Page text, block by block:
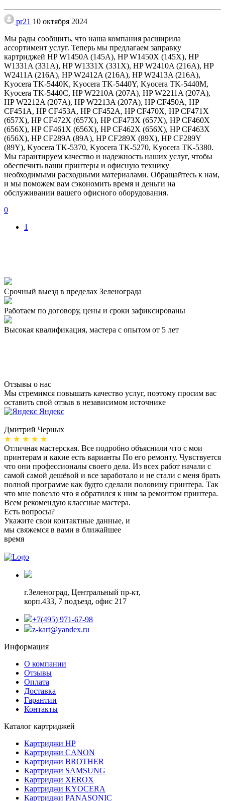
pr21 10 октября 2024
Мы рады сообщить, что наша компания расширила
ассортимент услуг. Теперь мы предлагаем заправку
картриджей HP W1450A (145A), HP W1450X (145X), HP
W1331A (331A), HP W1331X (331X), HP W2410A (216A), HP
W2411A (216A), HP W2412A (216A), HP W2413A (216A),
Kyocera TK-5440K, Kyocera TK-5440Y, Kyocera TK-5440M,
Kyocera TK-5440C, HP W2210A (207A), HP W2211A (207A),
HP W2212A (207A), HP W2213A (207A), HP CF450A, HP
CF451A, HP CF453A, HP CF452A, HP CF470X, HP CF471X
(657X), HP CF472X (657X), HP CF473X (657X), HP CF460X
(656X), HP CF461X (656X), HP CF462X (656X), HP CF463X
(656X), HP CF289A (89A), HP CF289X (89X), HP CF289Y
(89Y), Kyocera TK-5370, Kyocera TK-5270, Kyocera TK-5380.
Мы гарантируем качество и надежность наших услуг, чтобы
обеспечить ваши принтеры и офисную технику
необходимыми расходными материалами. Обращайтесь к нам,
и мы поможем вам сэкономить время и деньги на
обслуживании вашего офисного оборудования.
0
1
Срочный выезд в пределах Зеленограда
Работаем по договору, цены и сроки зафиксированы
Высокая квалификация, мастера с опытом от 5 лет
Отзывы о нас
Мы стремимся повышать качество услуг, поэтому просим вас
оставить свой отзыв в независимом источнике
Яндекс
Дмитрий Черных
★ ★ ★ ★ ★
Отличная мастерская. Все подробно объяснили что с мои
принтерам и какие есть варианты По его ремонту. Чувствуется
что они профессионалы своего дела. Из всех работ начали с
самой самой дешёвой и все заработало и не стали с меня брать
полной программе как будто сделали половину принтера. Так
что мне повезло что я обратился к ним за ремонтом принтера.
Всем рекомендую классные мастера.
Есть вопросы?
Укажите свои контактные данные, и
мы свяжемся в вами в ближайшее
время
г.Зеленоград, Центральный пр-кт,
корп.433, 7 подъезд, офис 217
+7(495) 971-67-98
z-kart@yandex.ru
Информация
О компании
Отзывы
Оплата
Доставка
Гарантии
Контакты
Каталог картриджей
Картриджи HP
Картриджи CANON
Картриджи BROTHER
Картриджи SAMSUNG
Картриджи XEROX
Картриджи KYOCERA
Картриджи PANASONIC